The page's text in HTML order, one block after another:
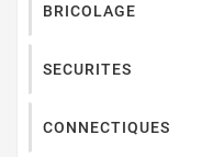
BRICOLAGE
SECURITES
CONNECTIQUES